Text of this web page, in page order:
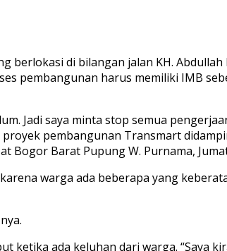
berlokasi di bilangan jalan KH.
pembangunan harus memiliki IMB
Jadi saya minta stop semua
pembangunan Transmart
Bogor Barat Pupung W. Purnama,
warga ada beberapa yang
ada keluhan dari warga. “Saya